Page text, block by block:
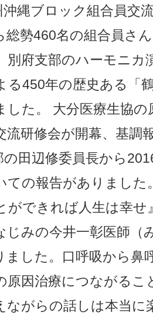
縄ブロック組合員交
総勢460名の組合員さ
別府支部のハーモニカ
る450年の歴史ある「
した。 大分医療生協の
流研修会が開幕、基調
田辺修委員長から
ての報告がありました
ができれば人生は幸せ
じみの今井一彰医師（
ました。口呼吸から鼻
原因治療につながるこ
ながらの話しは本当に